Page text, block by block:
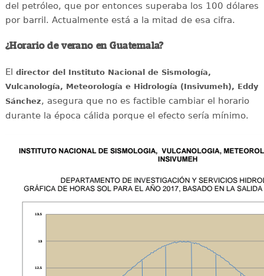
del petróleo, que por entonces superaba los 100 dólares
por barril. Actualmente está a la mitad de esa cifra.
¿Horario de verano en Guatemala?
El director del Instituto Nacional de Sismología,
Vulcanología, Meteorología e Hidrología (Insivumeh), Eddy
Sánchez, asegura que no es factible cambiar el horario
durante la época cálida porque el efecto sería mínimo.